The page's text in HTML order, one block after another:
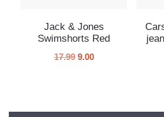
Jack & Jones
Swimshorts Red
17.99 9.00